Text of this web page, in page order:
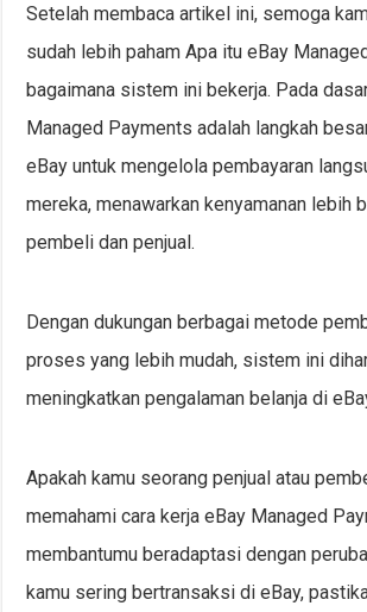
Setelah membaca artikel ini, semoga
sudah lebih paham Apa itu eBay
bagaimana sistem ini bekerja. Pada
Managed Payments adalah langkah
eBay untuk mengelola pembayaran
mereka, menawarkan kenyamanan lebih
pembeli dan penjual.
Dengan dukungan berbagai metode
proses yang lebih mudah, sistem ini
meningkatkan pengalaman belanja di
Apakah kamu seorang penjual atau
memahami cara kerja eBay Managed
membantumu beradaptasi dengan
kamu sering bertransaksi di eBay,